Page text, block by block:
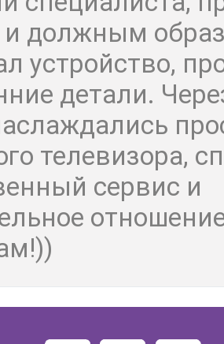
и должным
устройство,
детали.
телевизора,
сервис и